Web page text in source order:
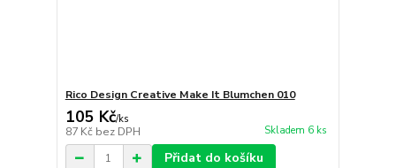
Rico Design Creative Make It Blumchen 010
105 Kč/ks
87 Kč bez DPH Skladem 6 ks
Přidat do košíku